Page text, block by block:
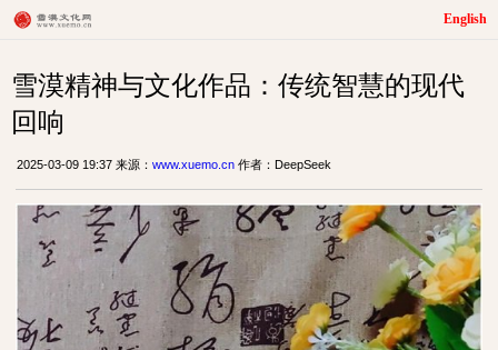
English
雪漠精神与文化作品：传统智慧的现代
回响
2025-03-09 19:37 来源： www.xuemo.cn 作者：DeepSeek